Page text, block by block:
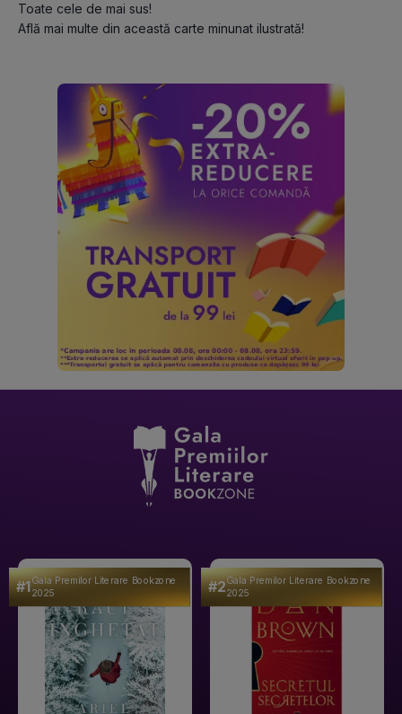
Toate cele de mai sus!
Află mai multe din această carte minunat ilustrată!
#1Gala Premilor Literare Bookzone
2025 #2Gala Premilor Literare Bookzone
2025